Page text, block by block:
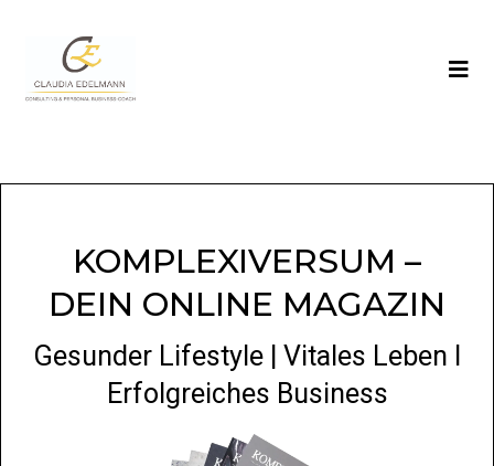
KOMPLEXIVERSUM –
DEIN ONLINE MAGAZIN
Gesunder Lifestyle | Vitales Leben I
Erfolgreiches Business